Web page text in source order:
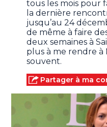
tous les mois pour
la dernière
jusqu’au 24
de même à faire
deux semaines à
plus à me rendre à
souvent.
Partager à ma